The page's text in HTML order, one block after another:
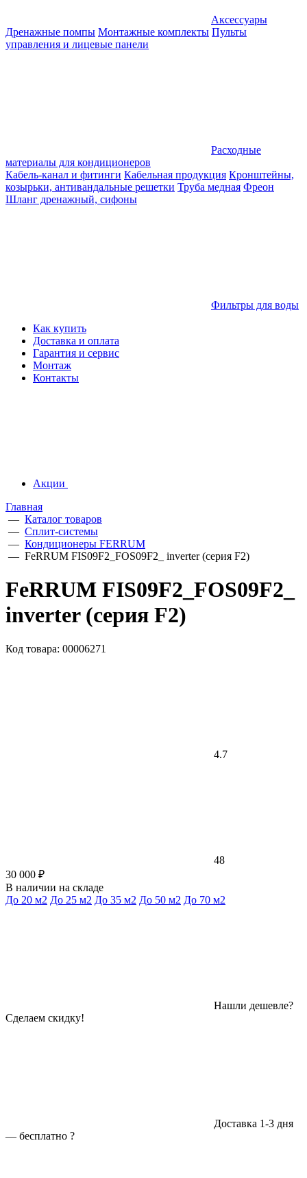
Аксессуары
Дренажные помпы Монтажные комплекты Пульты
управления и лицевые панели
Расходные
материалы для кондиционеров
Кабель-канал и фитинги Кабельная продукция Кронштейны,
козырьки, антивандальные решетки Труба медная Фреон
Шланг дренажный, сифоны
Фильтры для воды
Как купить
Доставка и оплата
Гарантия и сервис
Монтаж
Контакты
Акции
Главная
— Каталог товаров
— Сплит-системы
— Кондиционеры FERRUM
— FeRRUM FIS09F2_FOS09F2_ inverter (серия F2)
FeRRUM FIS09F2_FOS09F2_
inverter (серия F2)
Код товара: 00006271
4.7
48
30 000 ₽
В наличии на складе
До 20 м2 До 25 м2 До 35 м2 До 50 м2 До 70 м2
Нашли дешевле?
Сделаем скидку!
Доставка 1-3 дня
— бесплатно ?